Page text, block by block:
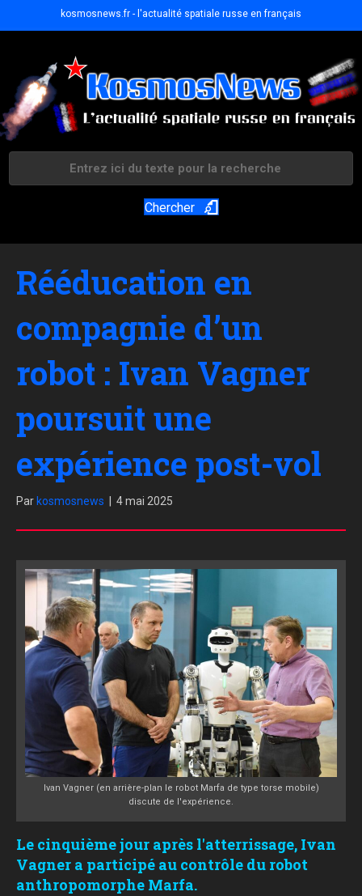
kosmosnews.fr - l'actualité spatiale russe en français
Chercher
Rééducation en
compagnie d’un
robot : Ivan Vagner
poursuit une
expérience post-vol
Par kosmosnews 4 mai 2025
Ivan Vagner (en arrière-plan le robot Marfa de type torse mobile)
discute de l'expérience.
Le cinquième jour après l'atterrissage, Ivan
Vagner a participé au contrôle du robot
anthropomorphe Marfa.